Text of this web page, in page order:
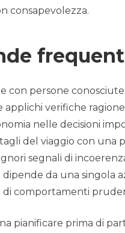
consapevolezza.
con persone
applichi verifiche
nelle decisioni
del viaggio con una
segnali di
da una singola
di comportamenti
pianificare prima di